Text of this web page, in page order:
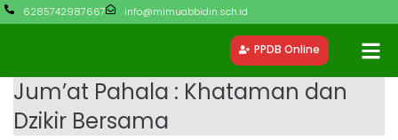
6285742987667 info@mimuabbidin.sch.id
PPDB Online
Jum’at Pahala : Khataman dan
Dzikir Bersama